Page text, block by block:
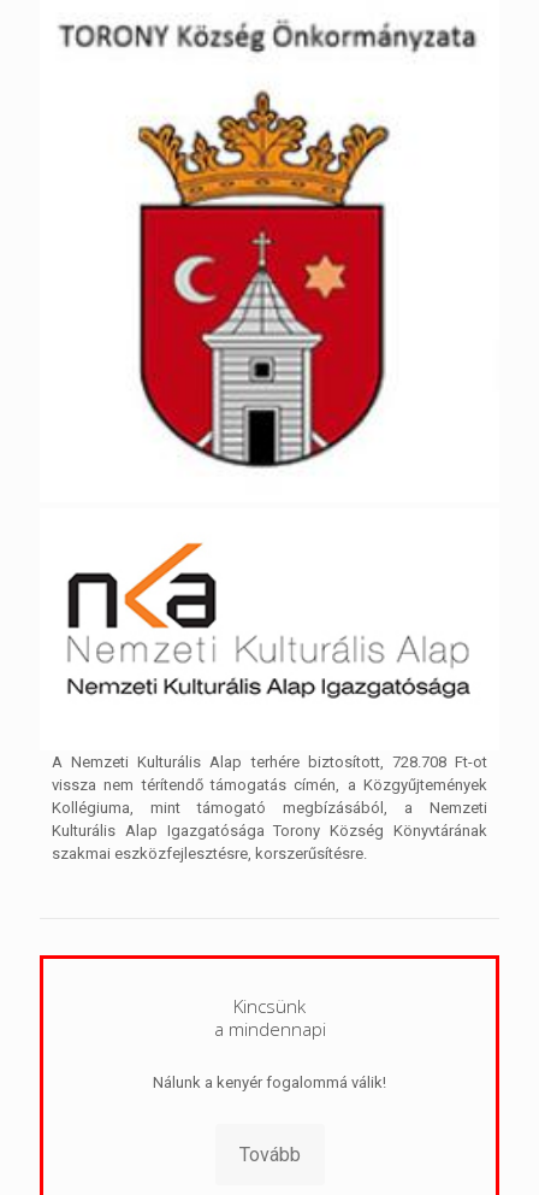
A Nemzeti Kulturális Alap terhére biztosított, 728.708 Ft-ot
vissza nem térítendő támogatás címén, a Közgyűjtemények
Kollégiuma, mint támogató megbízásából, a Nemzeti
Kulturális Alap Igazgatósága Torony Község Könyvtárának
szakmai eszközfejlesztésre, korszerűsítésre.
Kincsünk
a mindennapi
Nálunk a kenyér fogalommá válik!
Tovább